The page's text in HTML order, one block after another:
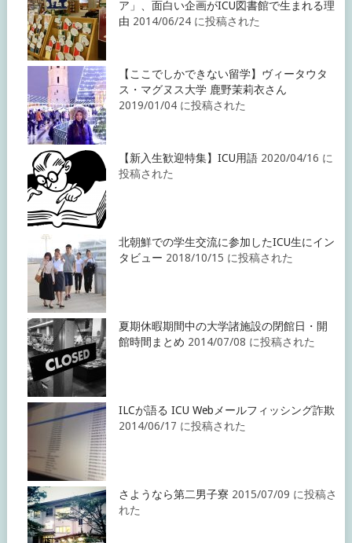
ア」、面白い企画がICU図書館で生まれる理
由 2014/06/24 に投稿された
【ここでしかできない留学】ヴィータウタ
ス・マグヌス大学 鹿野茉莉衣さん
2019/01/04 に投稿された
【新入生歓迎特集】ICU用語 2020/04/16 に
投稿された
北朝鮮での学生交流に参加したICU生にイン
タビュー 2018/10/15 に投稿された
夏期休暇期間中の大学諸施設の閉館日・開
館時間まとめ 2014/07/08 に投稿された
ILCが語る ICU Webメールフィッシング詐欺
2014/06/17 に投稿された
さようなら第二男子寮 2015/07/09 に投稿さ
れた